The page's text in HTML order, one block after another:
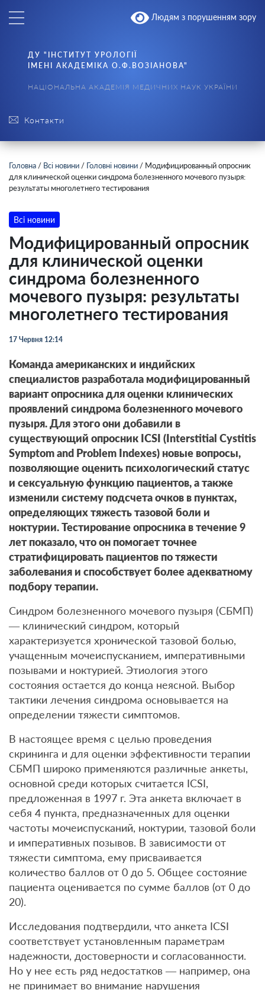
Людям з порушенням зору
Контакти
ДУ "ІНСТИТУТ УРОЛОГІЇ
ІМЕНІ АКАДЕМІКА О.Ф.ВОЗІАНОВА"
НАЦІОНАЛЬНА АКАДЕМІЯ МЕДИЧНИХ НАУК УКРАЇНИ
Головна / Всі новини / Головні новини / Модифицированный опросник
для клинической оценки синдрома болезненного мочевого пузыря:
результаты многолетнего тестирования
Всі новини
Модифицированный опросник
для клинической оценки
синдрома болезненного
мочевого пузыря: результаты
многолетнего тестирования
17 Червня 12:14
Команда американских и индийских
специалистов разработала модифицированный
вариант опросника для оценки клинических
проявлений синдрома болезненного мочевого
пузыря. Для этого они добавили в
существующий опросник ICSI (Interstitial Cystitis
Symptom and Problem Indexes) новые вопросы,
позволяющие оценить психологический статус
и сексуальную функцию пациентов, а также
изменили систему подсчета очков в пунктах,
определяющих тяжесть тазовой боли и
ноктурии. Тестирование опросника в течение 9
лет показало, что он помогает точнее
стратифицировать пациентов по тяжести
заболевания и способствует более адекватному
подбору терапии.
Синдром болезненного мочевого пузыря (СБМП)
— клинический синдром, который
характеризуется хронической тазовой болью,
учащенным мочеиспусканием, императивными
позывами и ноктурией. Этиология этого
состояния остается до конца неясной. Выбор
тактики лечения синдрома основывается на
определении тяжести симптомов.
В настоящее время с целью проведения
скрининга и для оценки эффективности терапии
СБМП широко применяются различные анкеты,
основной среди которых считается ICSI,
предложенная в 1997 г. Эта анкета включает в
себя 4 пункта, предназначенных для оценки
частоты мочеиспусканий, ноктурии, тазовой боли
и императивных позывов. В зависимости от
тяжести симптома, ему присваивается
количество баллов от 0 до 5. Общее состояние
пациента оценивается по сумме баллов (от 0 до
20).
Исследования подтвердили, что анкета ICSI
соответствует установленным параметрам
надежности, достоверности и согласованности.
Но у нее есть ряд недостатков — например, она
не принимает во внимание нарушения